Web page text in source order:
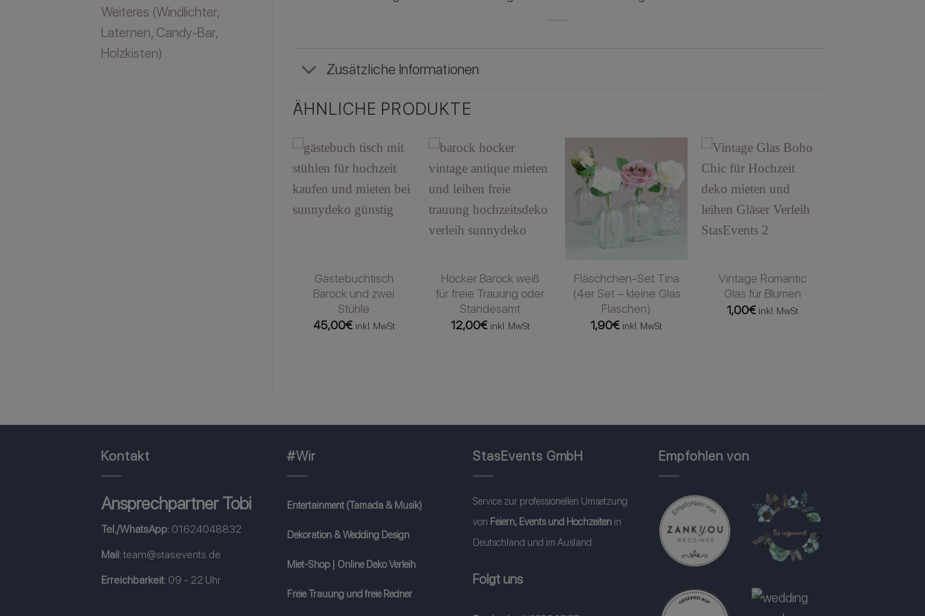
Weiteres (Windlichter,
Laternen, Candy-Bar,
Holzkisten)
Zusätzliche Informationen
ÄHNLICHE PRODUKTE
Gästebuchtisch
Barock und zwei
Stühle
45,00€ inkl. MwSt
Hocker Barock weiß
für freie Trauung oder
Standesamt
12,00€ inkl. MwSt
Fläschchen-Set Tina
(4er Set – kleine Glas
Flaschen)
1,90€ inkl. MwSt
Vintage Romantic
Glas für Blumen
1,00€ inkl. MwSt
Kontakt
Ansprechpartner Tobi
Tel./WhatsApp: 01624048832
Mail:team@stasevents.de
Erreichbarkeit: 09 - 22 Uhr
#Wir
Entertainment (Tamada & Musik)
Dekoration & Wedding Design
Miet-Shop | Online Deko Verleih
Freie Trauung und freie Redner
StasEvents GmbH
Service zur professionellen Umsetzung
von Feiern, Events und Hochzeiten in
Deutschland und im Ausland.
Folgt uns
Empfohlen von